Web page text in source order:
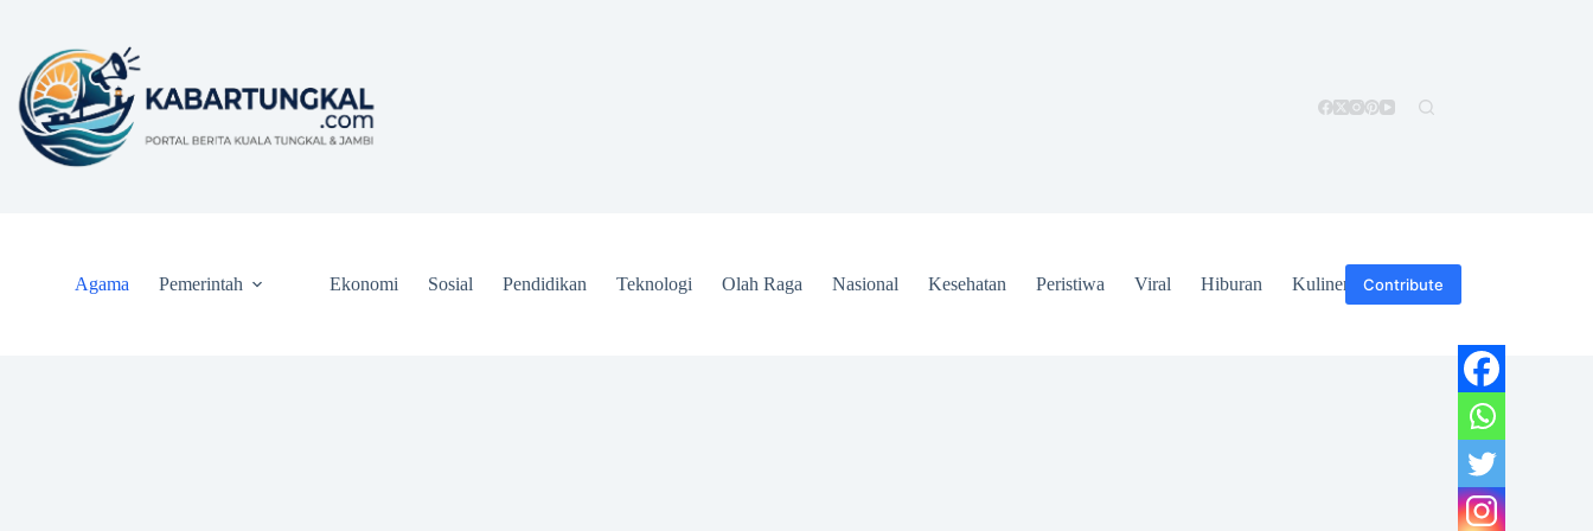
content
Agama Pemerintah Ekonomi Sosial Pendidikan Teknologi Olah Raga Nasional Kesehatan Peristiwa Viral Hiburan Kuliner Hukum
Contribute